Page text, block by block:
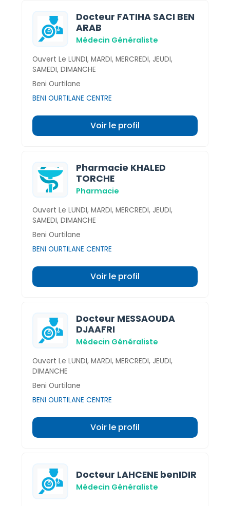
Docteur FATIHA SACI BEN
ARAB
Médecin Généraliste
Ouvert Le LUNDI, MARDI, MERCREDI, JEUDI,
SAMEDI, DIMANCHE
Beni Ourtilane
BENI OURTILANE CENTRE
Voir le profil
Pharmacie KHALED
TORCHE
Pharmacie
Ouvert Le LUNDI, MARDI, MERCREDI, JEUDI,
SAMEDI, DIMANCHE
Beni Ourtilane
BENI OURTILANE CENTRE
Voir le profil
Docteur MESSAOUDA
DJAAFRI
Médecin Généraliste
Ouvert Le LUNDI, MARDI, MERCREDI, JEUDI,
DIMANCHE
Beni Ourtilane
BENI OURTILANE CENTRE
Voir le profil
Docteur LAHCENE benIDIR
Médecin Généraliste